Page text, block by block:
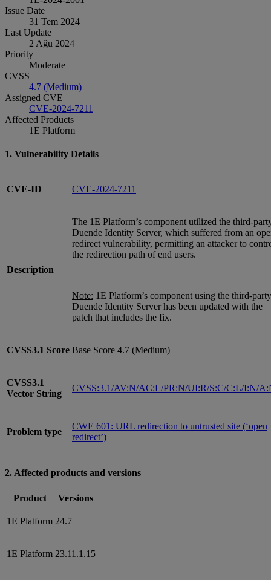
Issue Date
31 Tem 2024
Last Update
2 Ağu 2024
Priority
Moderate
CVSS
4.7 (Medium)
Assigned CVE
CVE-2024-7211
Affected Products
1E Platform
1. Vulnerability Details
CVE-ID CVE-2024-7211
Description
The 1E Platform’s component utilized the third-
Duende Identity Server, which suffered from an
redirect vulnerability, permitting an attacker to
the redirection path of end users.
Note: 1E Platform’s component using the third-party
Duende Identity Server has been updated with the
patch that includes the fix.
CVSS3.1 Score Base Score 4.7 (Medium)
CVSS3.1
Vector String
CVSS:3.1/AV:N/AC:L/PR:N/UI:R/S:C/C:L/I:N/
Problem type
CWE 601: URL redirection to untrusted site (‘open
redirect’)
2. Affected products and versions
Product Versions
1E Platform 24.7
1E Platform 23.11.1.15